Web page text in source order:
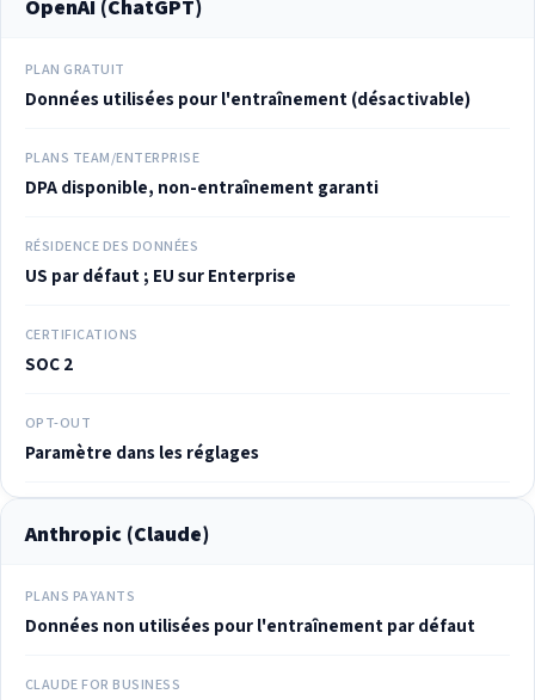
OpenAI (ChatGPT)
PLAN GRATUIT
Données utilisées pour l'entraînement (désactivable)
PLANS TEAM/ENTERPRISE
DPA disponible, non-entraînement garanti
RÉSIDENCE DES DONNÉES
US par défaut ; EU sur Enterprise
CERTIFICATIONS
SOC 2
OPT-OUT
Paramètre dans les réglages
Anthropic (Claude)
PLANS PAYANTS
Données non utilisées pour l'entraînement par défaut
CLAUDE FOR BUSINESS